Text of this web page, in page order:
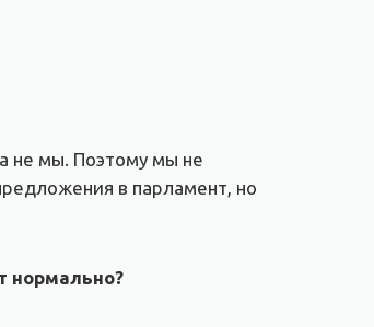
не мы. Поэтому мы не
в парламент, но
нормально?